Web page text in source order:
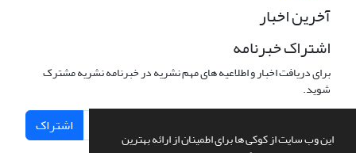
این وب سایت از کوکی ها برای اطمینان از ارائه بهترین
آخرین اخبار
اشتراک خبرنامه
برای دریافت اخبار و اطلاعیه های مهم نشریه در خبرنامه نشریه مشترک
شوید.
اشتراک